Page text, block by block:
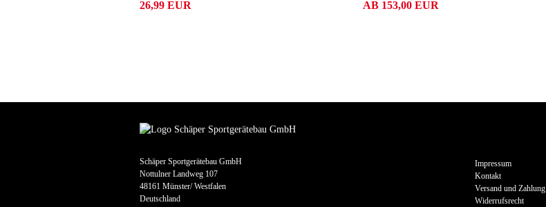
26,99 EUR AB 153,00 EUR
Schäper Sportgerätebau GmbH
Nottulner Landweg 107
48161 Münster/ Westfalen
Deutschland
Impressum
Kontakt
Versand und Zahlung
Widerrufsrecht